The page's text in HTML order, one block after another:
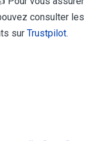
consulter les
sur Trustpilot.